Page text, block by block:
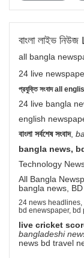
বাংলা লাইভ
all bangla
24 live
প্রযুক্তি সংবাদ all
24 live bangla
english
বাংলা সর্বশেষ সংবাদ,
bangla news,
Technology
All Bangla
bangla news,
24 news
bd enewspaper, bd
live cricket
bangladeshi
news bd travel